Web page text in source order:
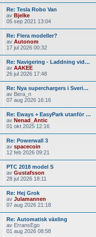
Re: Tesla Robo Van
av Bjelke
05 sep 2021 13:04
Re: Flera modeller?
av Autonom
17 jul 2026 00:32
Re: Navigering - Laddning vid…
av AAKEE
26 jul 2026 17:48
Re: Nya superchargers i Sveri…
av Bera_n
07 aug 2026 16:16
Re: Eways + EasyPark utanför …
av Nenad_Antic
01 okt 2025 12:16
Re: Powerwall 3
av spacecoin
12 feb 2026 09:21
PTC 2018 model S
av Gustafsson
28 jul 2026 18:11
Re: Hej Grok
av Julamannen
07 aug 2026 21:18
Re: Automatisk växling
av ErransEgo
01 aug 2026 08:58